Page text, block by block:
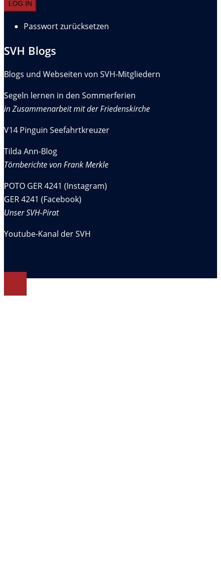
Passwort zurücksetzen
SVH Blogs
Blogs und Webseiten von SVH-Mitgliedern
Segeln lernen in den Sommerferien
in Zusammenarbeit mit der Friedenskirche
V14 Pinguin Seefahrtkreuzer
Tilda Ann-Blog
Törnberichte von Frank Merkle
POTO GER 4241 (Instagram)
GER 4241 (Facebook)
Unser SVH-Pirat
Youtube-Kanal der SVH